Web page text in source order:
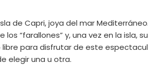
de Capri, joya del mar
“farallones” y, una vez en la isla,
para disfrutar de este
elegir una u otra.